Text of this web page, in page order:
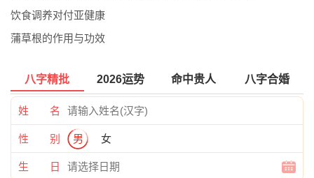
饮食调养对付亚健康
蒲草根的作用与功效
八字精批 2026运势 命中贵人 八字合婚
姓 名
性 别 男 女
生 日